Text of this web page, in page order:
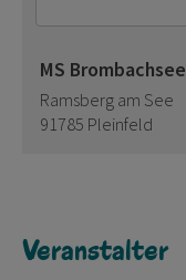
MS Brombachsee
Ramsberg am See
91785 Pleinfeld
Veranstalter